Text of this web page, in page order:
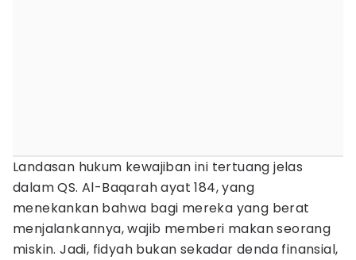
Landasan hukum kewajiban ini tertuang jelas
dalam QS. Al-Baqarah ayat 184, yang
menekankan bahwa bagi mereka yang berat
menjalankannya, wajib memberi makan seorang
miskin. Jadi, fidyah bukan sekadar denda finansial,